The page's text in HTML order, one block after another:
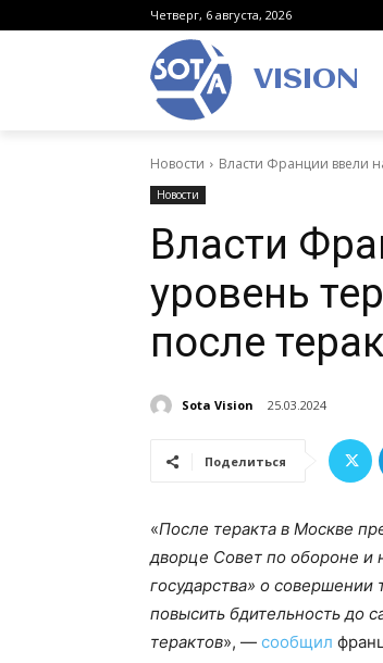
Четверг, 6 августа, 2026
VISION
Новости Власти Франции ввели
Новости
Власти
уровень
после
Sota Vision 25.03.2024
Поделиться
«После теракта в Москве
дворце Совет по обороне и
государства» о
повысить бдительность до
терактов», — сообщил